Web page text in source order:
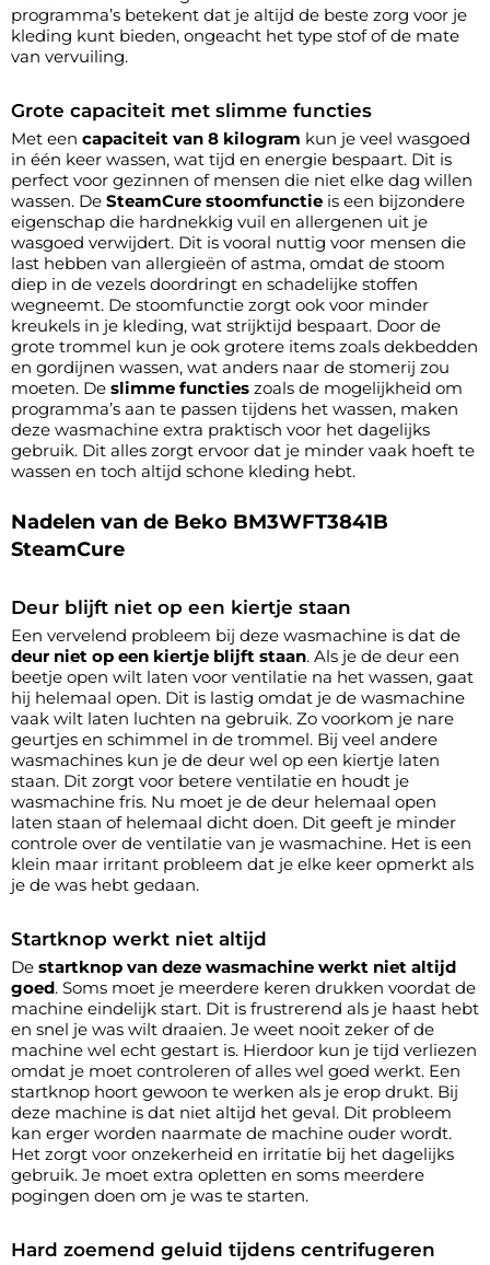
programma’s betekent dat je altijd de beste zorg voor je
kleding kunt bieden, ongeacht het type stof of de mate
van vervuiling.
Grote capaciteit met slimme functies
Met een capaciteit van 8 kilogram kun je veel wasgoed
in één keer wassen, wat tijd en energie bespaart. Dit is
perfect voor gezinnen of mensen die niet elke dag willen
wassen. De SteamCure stoomfunctie is een bijzondere
eigenschap die hardnekkig vuil en allergenen uit je
wasgoed verwijdert. Dit is vooral nuttig voor mensen die
last hebben van allergieën of astma, omdat de stoom
diep in de vezels doordringt en schadelijke stoffen
wegneemt. De stoomfunctie zorgt ook voor minder
kreukels in je kleding, wat strijktijd bespaart. Door de
grote trommel kun je ook grotere items zoals dekbedden
en gordijnen wassen, wat anders naar de stomerij zou
moeten. De slimme functies zoals de mogelijkheid om
programma’s aan te passen tijdens het wassen, maken
deze wasmachine extra praktisch voor het dagelijks
gebruik. Dit alles zorgt ervoor dat je minder vaak hoeft te
wassen en toch altijd schone kleding hebt.
Nadelen van de Beko BM3WFT3841B
SteamCure
Deur blijft niet op een kiertje staan
Een vervelend probleem bij deze wasmachine is dat de
deur niet op een kiertje blijft staan. Als je de deur een
beetje open wilt laten voor ventilatie na het wassen, gaat
hij helemaal open. Dit is lastig omdat je de wasmachine
vaak wilt laten luchten na gebruik. Zo voorkom je nare
geurtjes en schimmel in de trommel. Bij veel andere
wasmachines kun je de deur wel op een kiertje laten
staan. Dit zorgt voor betere ventilatie en houdt je
wasmachine fris. Nu moet je de deur helemaal open
laten staan of helemaal dicht doen. Dit geeft je minder
controle over de ventilatie van je wasmachine. Het is een
klein maar irritant probleem dat je elke keer opmerkt als
je de was hebt gedaan.
Startknop werkt niet altijd
De startknop van deze wasmachine werkt niet altijd
goed. Soms moet je meerdere keren drukken voordat de
machine eindelijk start. Dit is frustrerend als je haast hebt
en snel je was wilt draaien. Je weet nooit zeker of de
machine wel echt gestart is. Hierdoor kun je tijd verliezen
omdat je moet controleren of alles wel goed werkt. Een
startknop hoort gewoon te werken als je erop drukt. Bij
deze machine is dat niet altijd het geval. Dit probleem
kan erger worden naarmate de machine ouder wordt.
Het zorgt voor onzekerheid en irritatie bij het dagelijks
gebruik. Je moet extra opletten en soms meerdere
pogingen doen om je was te starten.
Hard zoemend geluid tijdens centrifugeren